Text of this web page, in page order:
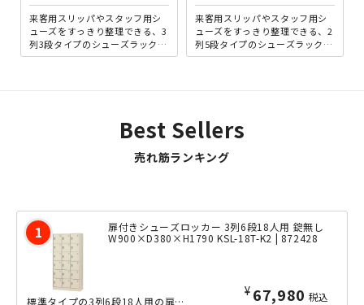
来客用スリッパやスタッフ用シ
ューズをすっきり整理できる、3
列3段タイプのシューズラック。
幅818mmのワイド設計で、オフ
来客用スリッパやスタッフ用シ
ューズをすっきり整理できる、2
列5段タイプのシューズラック。
縦にしっかり収納できる設計
Best Sellers
売れ筋ランキング
扉付きシューズロッカー 3列6段18人用 錠無し
W900×D380×H1790 KSL-18T-K2 | 872428
¥ 67,980 税込
標準タイプの3列6段18人用の扉付きシューズロッカーです。中身を見せない収納によ...